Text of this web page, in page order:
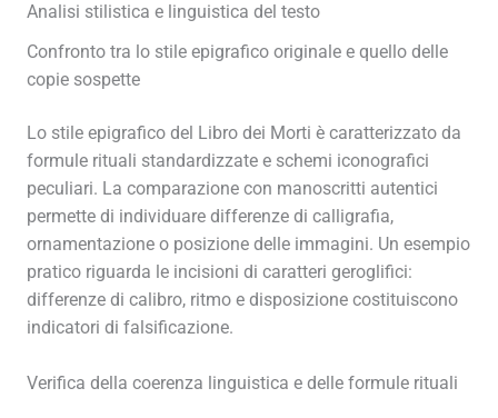
Analisi stilistica e linguistica del testo
Confronto tra lo stile epigrafico originale e quello delle
copie sospette
Lo stile epigrafico del Libro dei Morti è caratterizzato da
formule rituali standardizzate e schemi iconografici
peculiari. La comparazione con manoscritti autentici
permette di individuare differenze di calligrafia,
ornamentazione o posizione delle immagini. Un esempio
pratico riguarda le incisioni di caratteri geroglifici:
differenze di calibro, ritmo e disposizione costituiscono
indicatori di falsificazione.
Verifica della coerenza linguistica e delle formule rituali